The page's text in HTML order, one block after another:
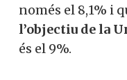
només el 8,1% i
l’objectiu de la
és el 9%.